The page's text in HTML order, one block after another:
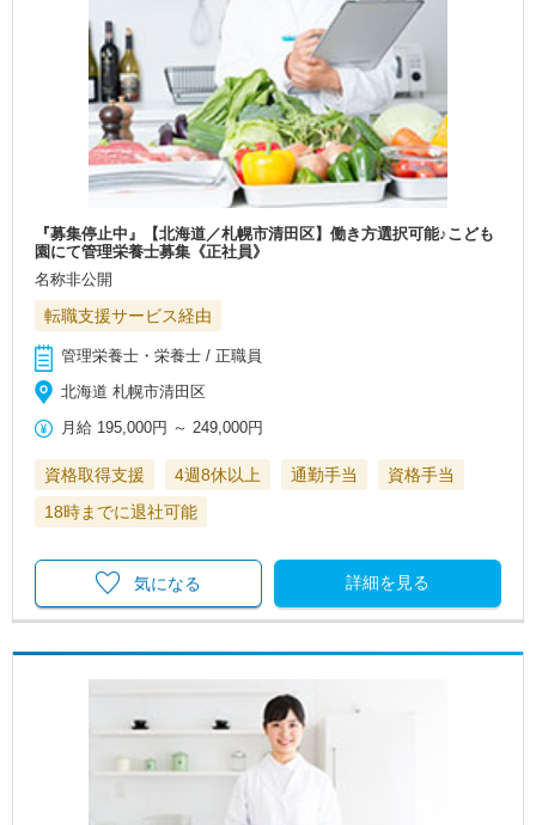
『募集停止中』【北海道／札幌市清田区】働き方選択可能♪こども
園にて管理栄養士募集《正社員》
名称非公開
転職支援サービス経由
管理栄養士・栄養士 / 正職員
北海道 札幌市清田区
月給 195,000円 ～ 249,000円
資格取得支援 4週8休以上 通勤手当
資格手当
18時までに退社可能
詳細を見る
気になる